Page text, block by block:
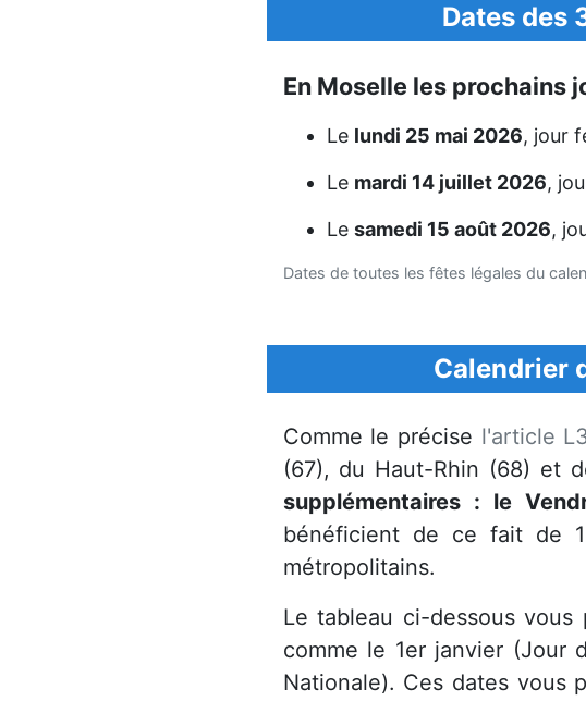
Dates des
En Moselle les prochains
Le lundi 25 mai 2026, jour
Le mardi 14 juillet 2026,
Le samedi 15 août 2026,
Dates de toutes les fêtes légales du
Calendrier
Comme le précise l'article
(67), du Haut-Rhin (68) et
supplémentaires : le
bénéficient de ce fait de
métropolitains.
Le tableau ci-dessous vous
comme le 1er janvier (Jour
Nationale). Ces dates vous